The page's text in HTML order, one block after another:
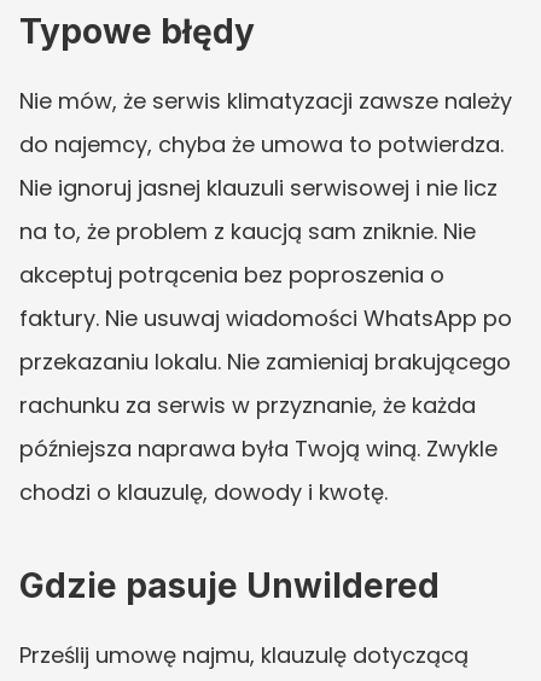
Typowe błędy
Nie mów, że serwis klimatyzacji zawsze należy
do najemcy, chyba że umowa to potwierdza.
Nie ignoruj jasnej klauzuli serwisowej i nie licz
na to, że problem z kaucją sam zniknie. Nie
akceptuj potrącenia bez poproszenia o
faktury. Nie usuwaj wiadomości WhatsApp po
przekazaniu lokalu. Nie zamieniaj brakującego
rachunku za serwis w przyznanie, że każda
późniejsza naprawa była Twoją winą. Zwykle
chodzi o klauzulę, dowody i kwotę.
Gdzie pasuje Unwildered
Prześlij umowę najmu, klauzulę dotyczącą